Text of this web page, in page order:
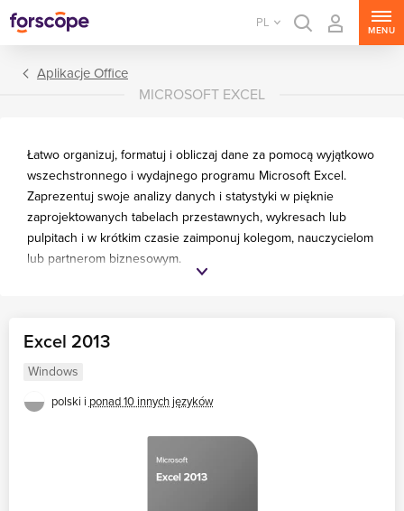
PL
MENU
Pakiety Office
Aplikacje Office
MICROSOFT EXCEL
Łatwo organizuj, formatuj i obliczaj dane za pomocą wyjątkowo
wszechstronnego i wydajnego programu Microsoft Excel.
Zaprezentuj swoje analizy danych i statystyki w pięknie
zaprojektowanych tabelach przestawnych, wykresach lub
pulpitach i w krótkim czasie zaimponuj kolegom, nauczycielom
lub partnerom biznesowym.
Excel 2013
Windows
polski i ponad 10 innych języków